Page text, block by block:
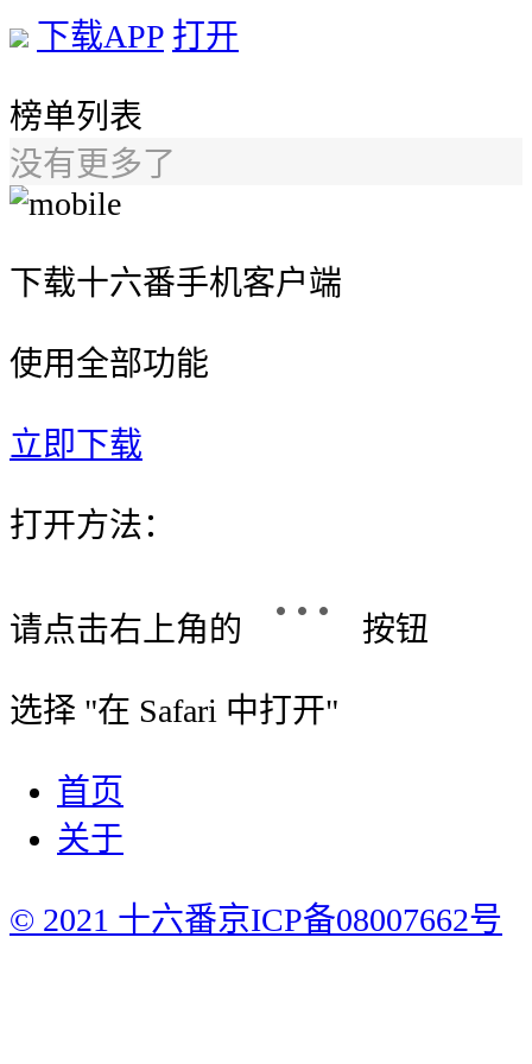
下载APP 打开
榜单列表
没有更多了
下载十六番手机客户端
使用全部功能
立即下载
打开方法：
请点击右上角的 按钮
选择 "在 Safari 中打开"
首页
关于
© 2021 十六番京ICP备08007662号